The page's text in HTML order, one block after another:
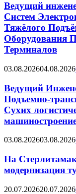
Ведущий
Систем
Тяжёлого
Оборудования
Терминалов
03.08.202604.08.2026
Ведущий
Подъемно-
Сухих
03.08.202603.08.2026
На
модернизация
20.07.202620.07.2026